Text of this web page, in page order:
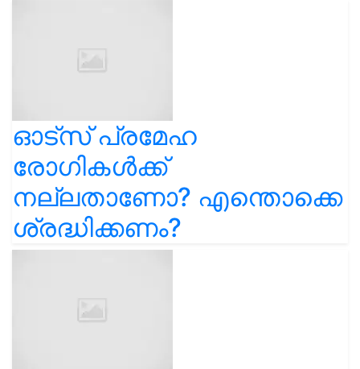
ഓട്സ് പ്രമേഹ
രോഗികൾക്ക്
നല്ലതാണോ? എന്തൊക്കെ
ശ്രദ്ധിക്കണം?